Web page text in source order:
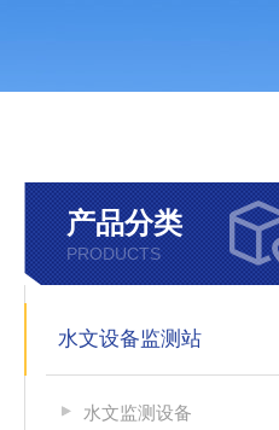
产品分类
PRODUCTS
水文设备监测站
水文监测设备